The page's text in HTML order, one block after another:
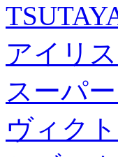
アイリ
スーパ
ヴィク